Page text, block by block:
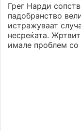
Грег Нарди
падобранство
истражуваат
несреќата.
имале проблем со